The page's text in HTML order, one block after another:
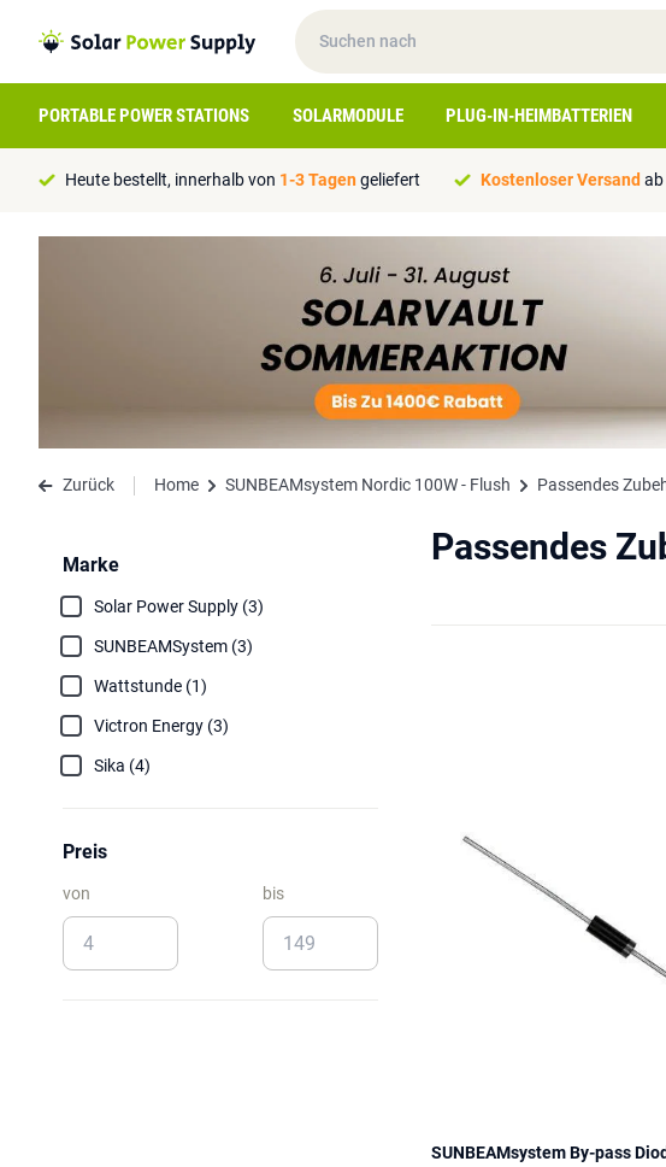
PORTABLE POWER STATIONS SOLARMODULE PLUG-IN-HEIMBATTERIEN
Heute bestellt, innerhalb von 1-3 Tagengeliefert Kostenloser Versand ab
Zurück Home SUNBEAMsystem Nordic 100W - Flush Passendes
Marke
Solar Power Supply (3)
SUNBEAMSystem (3)
Wattstunde (1)
Victron Energy (3)
Sika (4)
Preis
von bis
Passendes
SUNBEAMsystem By-pass